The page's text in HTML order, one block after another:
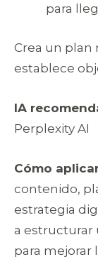
para
Crea un plan
establece
IA
Perplexity AI
Cómo
contenido,
estrategia
a estructurar
para mejorar